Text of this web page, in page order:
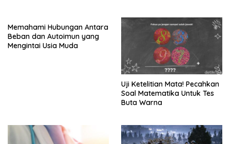
Memahami Hubungan Antara
Beban dan Autoimun yang
Mengintai Usia Muda
Uji Ketelitian Mata! Pecahkan
Soal Matematika Untuk Tes
Buta Warna